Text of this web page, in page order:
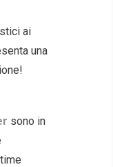
ai
una
sono in